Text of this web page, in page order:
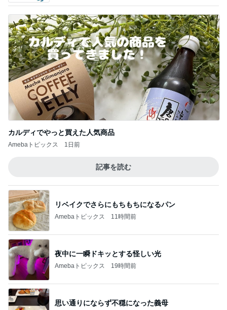
カルディでやっと買えた人気商品
Amebaトピックス 1日前
記事を読む
リベイクでさらにもちもちになるパン
Amebaトピックス 11時間前
Amebaトピックス 19時間前
思い通りにならず不穏になった義母
Amebaトピックス 23時間前
渡辺美奈代 湯むきする蜂蜜漬け